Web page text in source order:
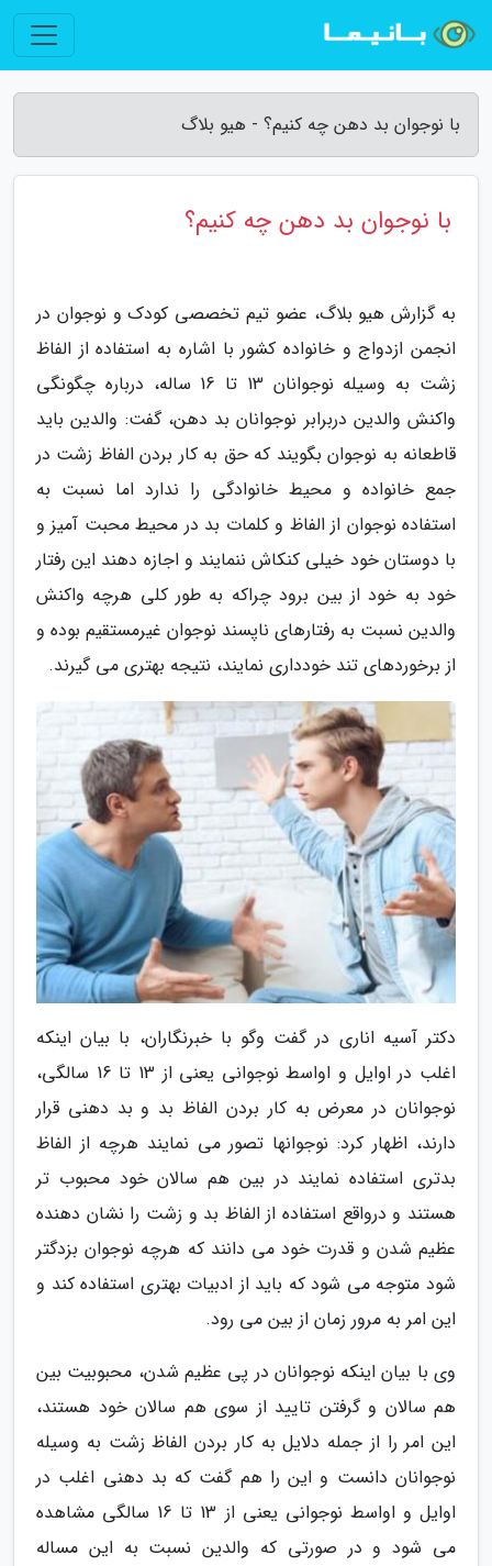
با نوجوان بد دهن چه کنیم؟ - هیو بلاگ
با نوجوان بد دهن چه کنیم؟
به گزارش هیو بلاگ، عضو تیم تخصصی کودک و نوجوان در
انجمن ازدواج و خانواده کشور با اشاره به استفاده از الفاظ
زشت به وسیله نوجوانان 13 تا 16 ساله، درباره چگونگی
واکنش والدین دربرابر نوجوانان بد دهن، گفت: والدین باید
قاطعانه به نوجوان بگویند که حق به کار بردن الفاظ زشت در
جمع خانواده و محیط خانوادگی را ندارد اما نسبت به
استفاده نوجوان از الفاظ و کلمات بد در محیط محبت آمیز و
با دوستان خود خیلی کنکاش ننمایند و اجازه دهند این رفتار
خود به خود از بین برود چراکه به طور کلی هرچه واکنش
والدین نسبت به رفتارهای ناپسند نوجوان غیرمستقیم بوده و
از برخوردهای تند خودداری نمایند، نتیجه بهتری می گیرند.
دکتر آسیه اناری در گفت وگو با خبرنگاران، با بیان اینکه
اغلب در اوایل و اواسط نوجوانی یعنی از 13 تا 16 سالگی،
نوجوانان در معرض به کار بردن الفاظ بد و بد دهنی قرار
دارند، اظهار کرد: نوجوانها تصور می نمایند هرچه از الفاظ
بدتری استفاده نمایند در بین هم سالان خود محبوب تر
هستند و درواقع استفاده از الفاظ بد و زشت را نشان دهنده
عظیم شدن و قدرت خود می دانند که هرچه نوجوان بزدگتر
شود متوجه می شود که باید از ادبیات بهتری استفاده کند و
این امر به مرور زمان از بین می رود.
وی با بیان اینکه نوجوانان در پی عظیم شدن، محبوبیت بین
هم سالان و گرفتن تایید از سوی هم سالان خود هستند،
این امر را از جمله دلایل به کار بردن الفاظ زشت به وسیله
نوجوانان دانست و این را هم گفت که بد دهنی اغلب در
اوایل و اواسط نوجوانی یعنی از 13 تا 16 سالگی مشاهده
می شود و در صورتی که والدین نسبت به این مساله